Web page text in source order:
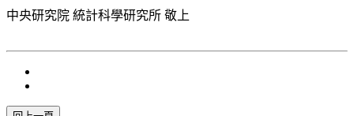
中央研究院 統計科學研究所 敬上